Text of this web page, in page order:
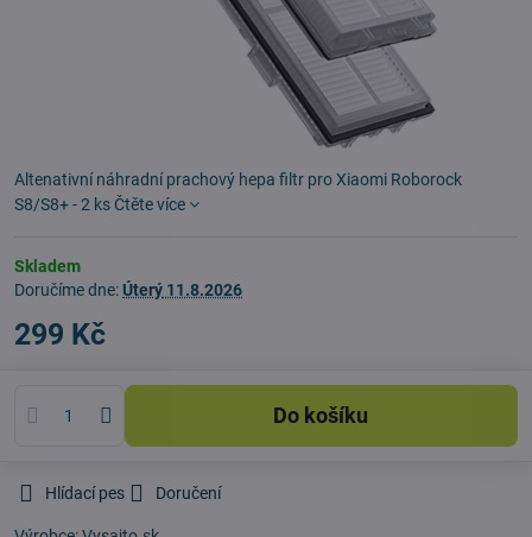
Altenativní náhradní prachový hepa filtr pro Xiaomi Roborock
S8/S8+ - 2 ks Čtěte více
Skladem
Doručíme dne:Úterý 11.8.2026
299 Kč
Do košíku
Hlídací pes Doručení